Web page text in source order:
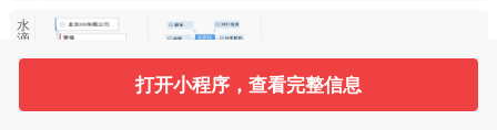
水
滴
谱
打开小程序，查看完整信息